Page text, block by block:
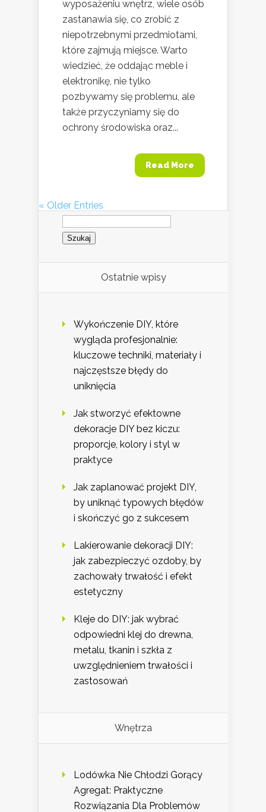
wyposażeniu wnętrz, wiele osób
zastanawia się, co zrobić z
niepotrzebnymi przedmiotami,
które zajmują miejsce. Warto
wiedzieć, że oddając meble i
elektronikę, nie tylko
pozbywamy się problemu, ale
także przyczyniamy się do
ochrony środowiska oraz...
Read More
« Older Entries
Szukaj:
Ostatnie wpisy
Wykończenie DIY, które
wygląda profesjonalnie:
kluczowe techniki, materiały i
najczęstsze błędy do
uniknięcia
Jak stworzyć efektowne
dekoracje DIY bez kiczu:
proporcje, kolory i styl w
praktyce
Jak zaplanować projekt DIY,
by uniknąć typowych błędów
i skończyć go z sukcesem
Lakierowanie dekoracji DIY:
jak zabezpieczyć ozdoby, by
zachowały trwałość i efekt
estetyczny
Kleje do DIY: jak wybrać
odpowiedni klej do drewna,
metalu, tkanin i szkła z
uwzględnieniem trwałości i
zastosowań
Wnętrza
Lodówka Nie Chłodzi Gorący
Agregat: Praktyczne
Rozwiązania Dla Problemów